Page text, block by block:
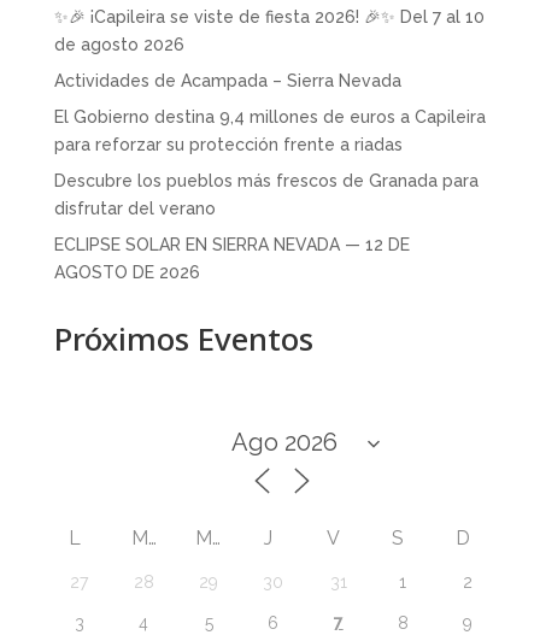
✨🎉 ¡Capileira se viste de fiesta 2026! 🎉✨ Del 7 al 10
de agosto 2026
Actividades de Acampada – Sierra Nevada
El Gobierno destina 9,4 millones de euros a Capileira
para reforzar su protección frente a riadas
Descubre los pueblos más frescos de Granada para
disfrutar del verano
ECLIPSE SOLAR EN SIERRA NEVADA — 12 DE
AGOSTO DE 2026
Próximos Eventos
L M M J V S D
27 28 29 30 31 1 2
3 4 5 6 7 8 9